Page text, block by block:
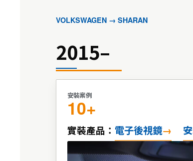
VOLKSWAGEN → SHARAN
2015–
安裝案例
10+
實裝產品： 電子後視鏡